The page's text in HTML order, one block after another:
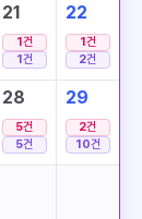
21
1건
1건
22
1건
2건
28
5건
5건
29
2건
10건